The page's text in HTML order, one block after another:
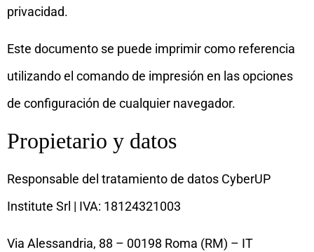
privacidad.
Este documento se puede imprimir como referencia
utilizando el comando de impresión en las opciones
de configuración de cualquier navegador.
Propietario y datos
Responsable del tratamiento de datos CyberUP
Institute Srl | IVA: 18124321003
Via Alessandria, 88 – 00198 Roma (RM) – IT